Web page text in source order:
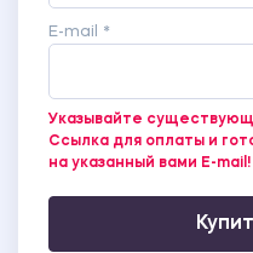
E-mail *
Указывайте
Ссылка для оплаты и
на указанный вами E-mail!